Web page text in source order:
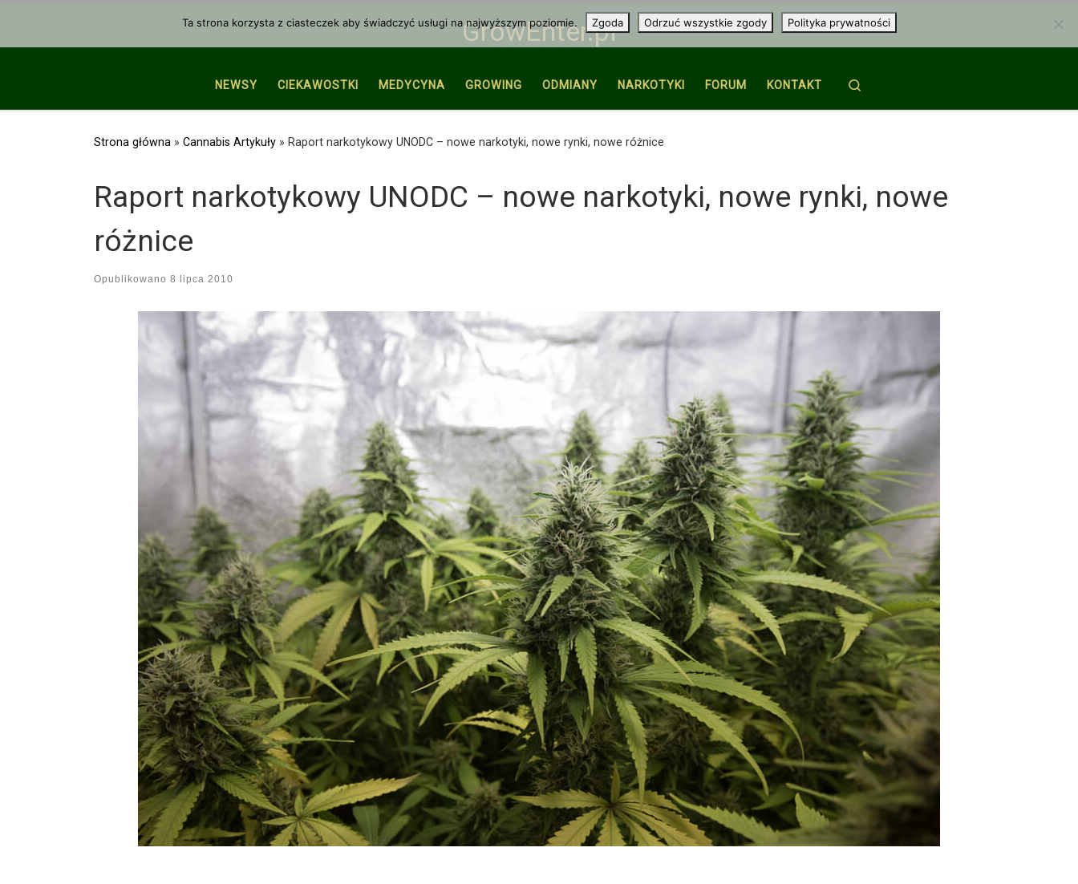
GrowEnter.pl
NEWSY CIEKAWOSTKI MEDYCYNA GROWING ODMIANY NARKOTYKI FORUM KONTAKT
Strona główna » Cannabis Artykuły » Raport narkotykowy UNODC – nowe narkotyki, nowe rynki, nowe różnice
Raport narkotykowy UNODC – nowe narkotyki, nowe rynki, nowe
różnice
Opublikowano 8 lipca 2010
Ta strona korzysta z ciasteczek aby świadczyć usługi na najwyższym poziomie. Zgoda Odrzuć wszystkie zgody Polityka prywatności